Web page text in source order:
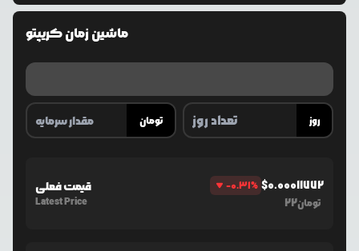
ماشین زمان کریپتو
تومان روز
قیمت فعلی
Latest Price
-0.31% $0.00011772
22تومان